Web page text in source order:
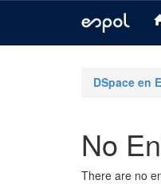
DSpace en
No
There are no